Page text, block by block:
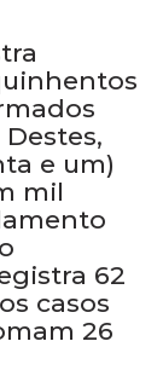
e um)
mil
62
casos
26